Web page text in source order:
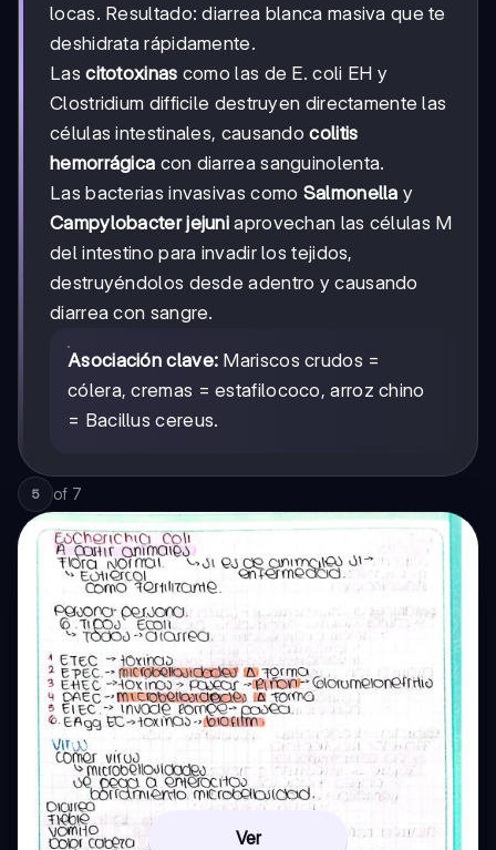
locas. Resultado: diarrea blanca masiva que te
deshidrata rápidamente.
Lascitotoxinas como las de E. coli EH y
Clostridium difficile destruyen directamente las
células intestinales, causandocolitis
hemorrágica con diarrea sanguinolenta.
Las bacterias invasivas como Salmonella y
Campylobacter jejuni aprovechan las células M
del intestino para invadir los tejidos,
destruyéndolos desde adentro y causando
diarrea con sangre.
Asociación clave: Mariscos crudos =
cólera, cremas = estafilococo, arroz chino
= Bacillus cereus.
5 of 7
Ver